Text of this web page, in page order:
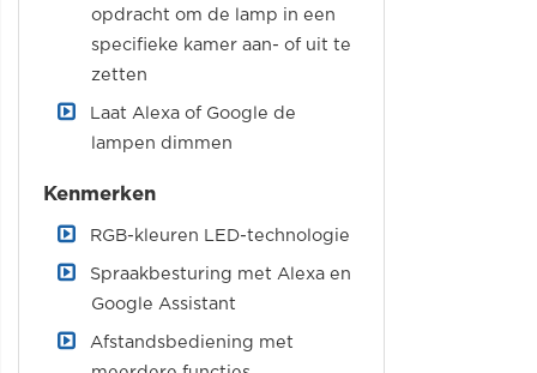
opdracht om de lamp in een
specifieke kamer aan- of uit te
zetten
Laat Alexa of Google de
lampen dimmen
Kenmerken
RGB-kleuren LED-technologie
Spraakbesturing met Alexa en
Google Assistant
Afstandsbediening met